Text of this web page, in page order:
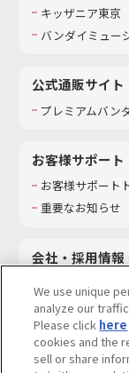
キッザニア東京
バンダイミュー
公式通販サイト
プレミアムバン
お客様サポート
お客様サポート
重要なお知らせ
会社・採用情報
採用情報
サステナビリテ
お問い合わせ
We use unique
analyze our
Please click here
cookies and the
sell or share